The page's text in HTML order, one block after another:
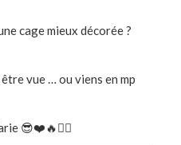
cage mieux décorée ?
vue … ou viens en mp
😎❤️🔥❤️‍🔥